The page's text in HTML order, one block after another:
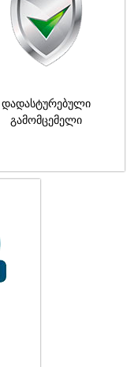
დადასტურებული
გამომცემელი